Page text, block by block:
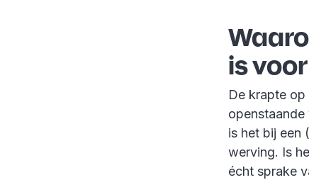
is
De krapte
is het bij een
werving. Is
écht sprake